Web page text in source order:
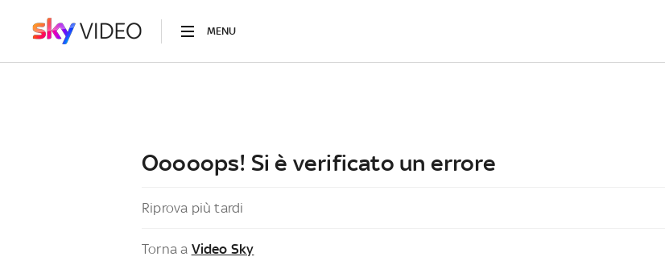
MENU
Ooooops! Si è verificato un errore
Riprova più tardi
Torna a Video Sky